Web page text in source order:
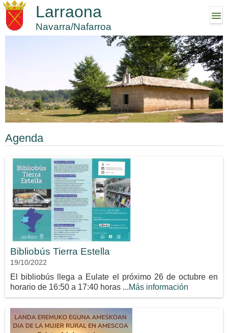
Larraona
Navarra/Nafarroa
Agenda
Bibliobús Tierra Estella
19/10/2022
El bibliobús llega a Eulate el próximo 26 de octubre en
horario de 16:50 a 17:40 horas ...Más información